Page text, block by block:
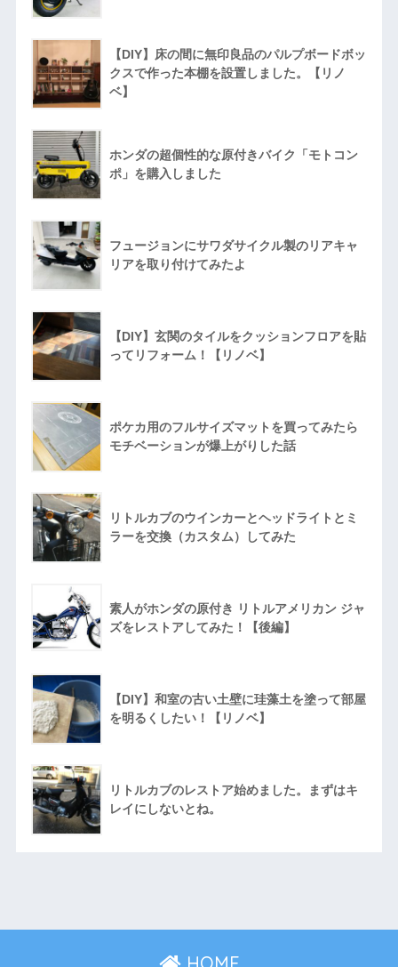
【DIY】床の間に無印良品のパルプボードボッ
クスで作った本棚を設置しました。【リノ
ベ】
ホンダの超個性的な原付きバイク「モトコン
ポ」を購入しました
フュージョンにサワダサイクル製のリアキャ
リアを取り付けてみたよ
【DIY】玄関のタイルをクッションフロアを貼
ってリフォーム！【リノベ】
ポケカ用のフルサイズマットを買ってみたら
モチベーションが爆上がりした話
リトルカブのウインカーとヘッドライトとミ
ラーを交換（カスタム）してみた
素人がホンダの原付き リトルアメリカン ジャ
ズをレストアしてみた！【後編】
【DIY】和室の古い土壁に珪藻土を塗って部屋
を明るくしたい！【リノベ】
リトルカブのレストア始めました。まずはキ
レイにしないとね。